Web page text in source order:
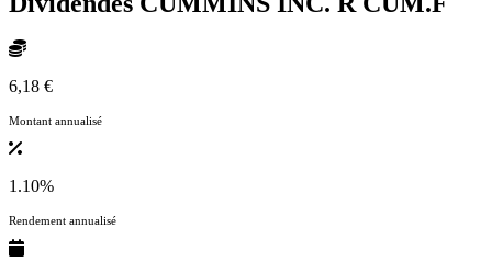
6,18 €
Montant annualisé
1.10%
Rendement annualisé